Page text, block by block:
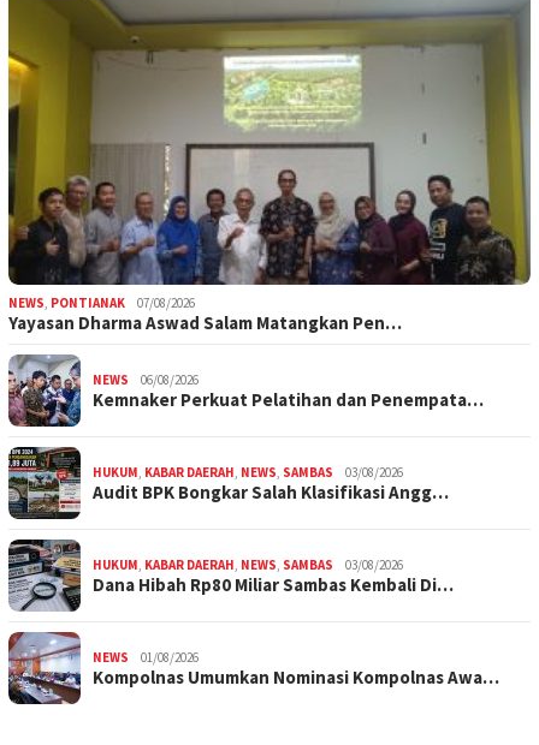
NEWS, PONTIANAK 07/08/2026
Yayasan Dharma Aswad Salam Matangkan Pen…
NEWS 06/08/2026
Kemnaker Perkuat Pelatihan dan Penempata…
HUKUM, KABAR DAERAH, NEWS, SAMBAS 03/08/2026
Audit BPK Bongkar Salah Klasifikasi Angg…
HUKUM, KABAR DAERAH, NEWS, SAMBAS 03/08/2026
Dana Hibah Rp80 Miliar Sambas Kembali Di…
NEWS 01/08/2026
Kompolnas Umumkan Nominasi Kompolnas Awa…